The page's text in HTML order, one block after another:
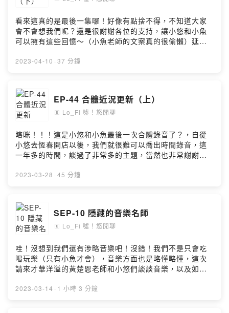
墾丁潛水,瑜伽,悠閒
聊,lo_fish,podcast,firstory,freediver,yoga,酒
精,beer,alcohol,舞蹈,自由潛水,dance,旅遊,travel,潛水
https://open.firstory.me/user/ckvj17m3o0oq10986db9
0pi87/commentsFish/悠Powered by Firstory Hosting
看來這真的是最後一集囉！好像有點捨不得，不知道大家
會不會想我們呢？還是很謝謝各位的支持，讓小悠和小魚
可以擁有這些回憶～（小魚老師的文案真的很偷懶）延續
新了，但我（小悠）還是會抽出時間慢慢整理ＩＧ的請大
性節目節目組成成分優雅奔放熱情活力的瑜伽老師幽默悠
閒憂鬱悠哉的潛水教練談談上課狀況講講八卦分享趣事，
帶入話題什麼都想分享，討論休閒相關時事生活日常，幽
聊，一掃週一的布魯吧！咦？布魯是誰？
FBhttps://www.facebook.com/lo.fish.yotalkIGhttps://w
ww.instagram.com/lo_fish_yo_talk.cill/#lo_fish #悠閒
#apple #潛水 #自由潛水 #diveing #freediving #瑜珈
墾丁小額贊助支持本節目：
https://open.firstory.me/user/ckvj17m3o0oq10986db9
0pi87留言告訴我你對這一集的想法：
0pi87/commentsFish/悠Powered by Firstory Hosting
2023-04-10 · 37 分鐘
EP-44 合體近況更新（上）
🄴 Lo_Fi 噓！悠閒聊
瞎咪！！！這是小悠和小魚最後一次合體錄音了？，自從
小悠去恆春開店以後，我們就很難可以喬出時間錄音，這
一年多的時間，談過了非常多的主題，當然也非常謝謝有
的方式出現喔！還沒全部聽完的朋友，記得繼續在各大平
伽老師幽默悠閒憂鬱悠哉的潛水教練談談上課狀況講講八
卦分享趣事，帶入話題什麼都想分享，討論休閒相關時事
生活日常，幽默閒聊，感性談話節目。目前每週一更新來
FBhttps://www.facebook.com/lo.fish.yotalkIGhttps://w
ww.instagram.com/lo_fish_yo_talk.cill/#lo_fish #悠閒
聊 #firstory_lab #podcast #firstory #kkbox #mb3
#yoga #舞蹈 #dance #旅遊 #travel #beer #酒精
2023-03-28 · 45 分鐘
SEP-10 隱藏的音樂名師
🄴 Lo_Fi 噓！悠閒聊
哇！沒想到我們還有涉略音樂吧！沒錯！我們不是只會吃
喝玩樂（只有小魚才會），音樂方面也是略懂略懂，這次
請來才華洋溢的黃楚恩老師和小悠們談談音樂，以及如何
這集跟之後兩集聊得太開心,收音都爆錶了ＸＤ。請見諒接
2023-03-14 · 1 小時 3 分鐘